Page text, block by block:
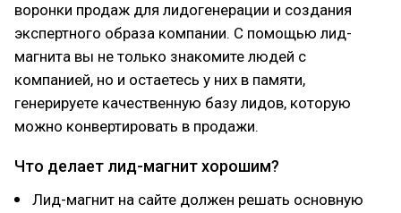
воронки продаж для лидогенерации и создания
экспертного образа компании. С помощью лид-
магнита вы не только знакомите людей с
компанией, но и остаетесь у них в памяти,
генерируете качественную базу лидов, которую
можно конвертировать в продажи.
Что делает лид-магнит хорошим?
Лид-магнит на сайте должен решать основную